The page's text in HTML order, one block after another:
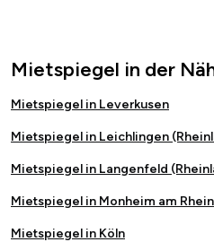
Mietspiegel in der
Mietspiegel in Leverkusen
Mietspiegel in Leichlingen
Mietspiegel in Langenfeld
Mietspiegel in Monheim am Rhein
Mietspiegel in Köln